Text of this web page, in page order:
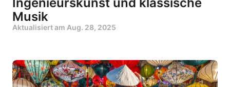
Musik
Aktualisiert am Aug. 28, 2025